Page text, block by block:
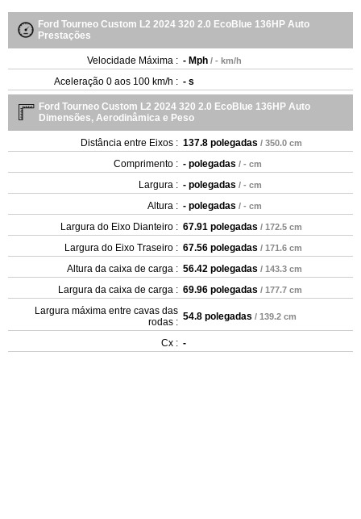
Ford Tourneo Custom L2 2024 320 2.0 EcoBlue 136HP Auto
Prestações
Velocidade Máxima : - Mph / - km/h
Aceleração 0 aos 100 km/h : - s
Ford Tourneo Custom L2 2024 320 2.0 EcoBlue 136HP Auto
Dimensões, Aerodinâmica e Peso
Distância entre Eixos : 137.8 polegadas / 350.0 cm
Comprimento : - polegadas / - cm
Largura : - polegadas / - cm
Altura : - polegadas / - cm
Largura do Eixo Dianteiro : 67.91 polegadas / 172.5 cm
Largura do Eixo Traseiro : 67.56 polegadas / 171.6 cm
Altura da caixa de carga : 56.42 polegadas / 143.3 cm
Largura da caixa de carga : 69.96 polegadas / 177.7 cm
Largura máxima entre cavas das
rodas : 54.8 polegadas / 139.2 cm
Cx : -